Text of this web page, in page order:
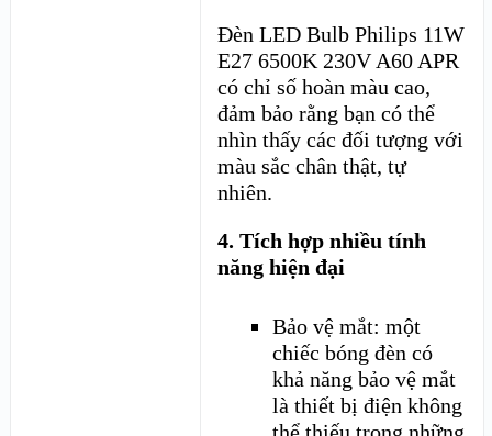
Đèn LED Bulb Philips 11W
E27 6500K 230V A60 APR
có chỉ số hoàn màu cao,
đảm bảo rằng bạn có thể
nhìn thấy các đối tượng với
màu sắc chân thật, tự
nhiên.
4. Tích hợp nhiều tính
năng hiện đại
Bảo vệ mắt: một
chiếc bóng đèn có
khả năng bảo vệ mắt
là thiết bị điện không